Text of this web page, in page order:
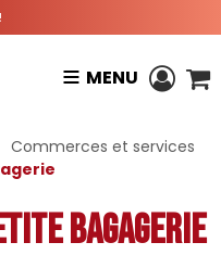
MENU
Commerces et services
bagagerie